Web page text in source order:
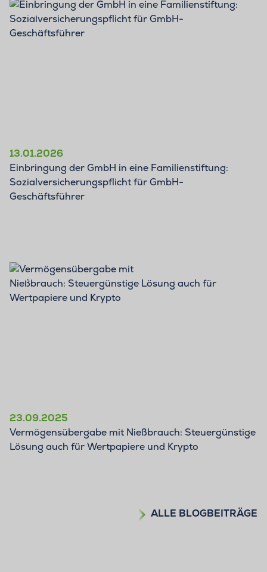
BLOG
13.01.2026
Einbringung der GmbH in eine Familienstiftung:
Sozialversicherungspflicht für GmbH-
Geschäftsführer
BLOG
23.09.2025
Vermögensübergabe mit Nießbrauch: Steuergünstige
Lösung auch für Wertpapiere und Krypto
ALLE BLOGBEITRÄGE